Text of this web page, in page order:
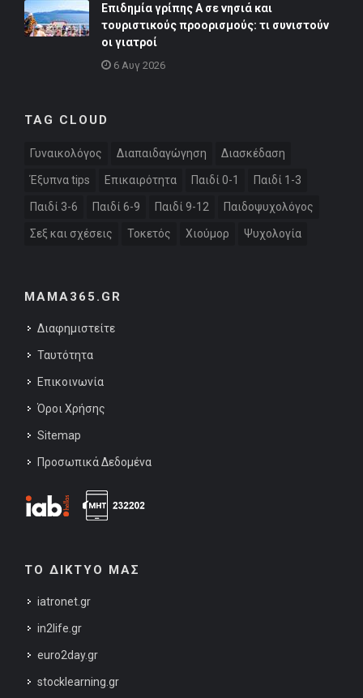
Επιδημία γρίπης Α σε νησιά και
τουριστικούς προορισμούς: τι συνιστούν
οι γιατροί
6 Αυγ 2026
TAG CLOUD
Γυναικολόγος Διαπαιδαγώγηση Διασκέδαση
Έξυπνα tips Επικαιρότητα Παιδί 0-1 Παιδί 1-3
Παιδί 3-6 Παιδί 6-9 Παιδί 9-12 Παιδοψυχολόγος
Σεξ και σχέσεις Τοκετός Χιούμορ Ψυχολογία
MAMA365.GR
Διαφημιστείτε
Ταυτότητα
Επικοινωνία
Όροι Χρήσης
Sitemap
Προσωπικά Δεδομένα
ΤΟ ΔΙΚΤΥΟ ΜΑΣ
iatronet.gr
in2life.gr
euro2day.gr
stocklearning.gr